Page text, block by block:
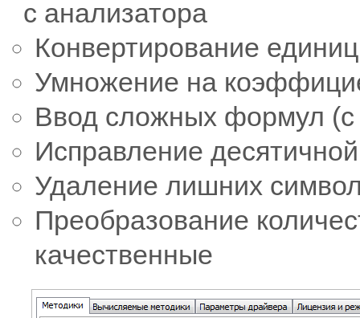
с анализатора
Конвертирование
Умножение на
Ввод сложных формул (с
Исправление
Удаление лишних
Преобразование
качественные